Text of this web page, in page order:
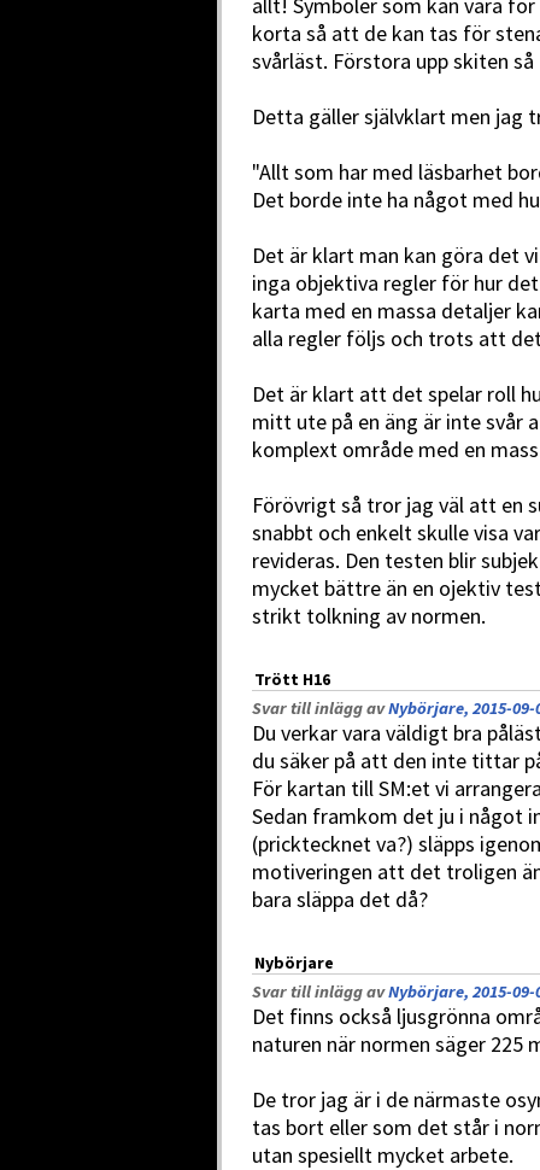
korta så att de kan tas för
svårläst. Förstora upp skiten
Detta gäller självklart men jag
"Allt som har med läsbarhet
Det borde inte ha något med
Det är klart man kan göra det
inga objektiva regler för hur
karta med en massa detaljer
alla regler följs och trots att
Det är klart att det spelar roll
mitt ute på en äng är inte
komplext område med en
Förövrigt så tror jag väl att en
snabbt och enkelt skulle visa
revideras. Den testen blir
mycket bättre än en ojektiv
strikt tolkning av normen.
Trött H16
Svar till inlägg avNybörjare, 2015-09-
Du verkar vara väldigt bra
du säker på att den inte tittar
För kartan till SM:et vi
Sedan framkom det ju i något
(pricktecknet va?) släpps
motiveringen att det troligen
bara släppa det då?
Nybörjare
Svar till inlägg avNybörjare, 2015-09-
Det finns också ljusgrönna
naturen när normen säger 225
De tror jag är i de närmaste
tas bort eller som det står i
utan spesiellt mycket arbete.